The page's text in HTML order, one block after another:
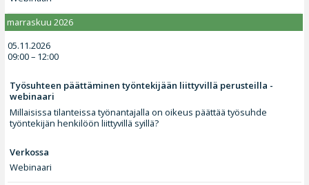
marraskuu 2026
05.11.2026
09:00 – 12:00
Työsuhteen päättäminen työntekijään liittyvillä perusteilla -
webinaari
Millaisissa tilanteissa työnantajalla on oikeus päättää työsuhde
työntekijän henkilöön liittyvillä syillä?
Verkossa
Webinaari